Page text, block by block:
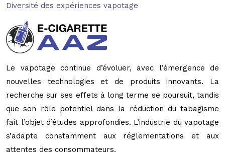
Diversité des expériences vapotage
Le vapotage continue d’évoluer, avec l’émergence de
nouvelles technologies et de produits innovants. La
recherche sur ses effets à long terme se poursuit, tandis
que son rôle potentiel dans la réduction du tabagisme
fait l’objet d’études approfondies. L’industrie du vapotage
s’adapte constamment aux réglementations et aux
attentes des consommateurs.